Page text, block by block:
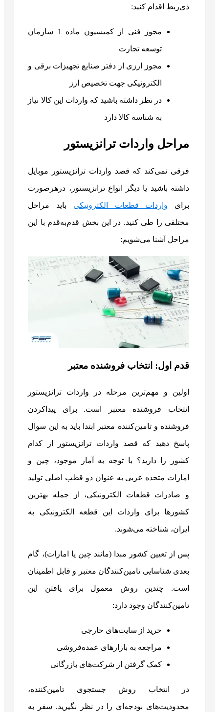
ذی‌ربط اقدام کنید:
مجوز فنی از کمیسیون ماده 1 سازمان
توسعه تجارت
مجوز ارزی از دفتر صنایع تجهیزات برقی و
الکترونیکی جهت تخصیص ارز
در نظر داشته باشید که واردات این کالا نیاز
به شناسه کالا دارد
مراحل واردات ترانزیستور
فرقی نمی‌کند که قصد واردات ترانزیستور موبایل
داشته باشید یا دیگر انواع ترانزیستور، درهرصورت
برای واردات قطعات الکترونیکی باید مراحل
مختلفی را طی کنید. در این بخش قدم‌به‌قدم با این
مراحل آشنا می‌شویم:
قدم اول: انتخاب فروشنده معتبر
اولین و مهم‌ترین مرحله در واردات ترانزیستور
انتخاب فروشنده معتبر است. برای پیداکردن
فروشنده و تامین‌کننده معتبر ابتدا باید به این سوال
پاسخ دهید که قصد واردات ترانزیستور از کدام
کشور را دارید؟ با توجه به آمار موجود، چین و
امارات متحده عربی به عنوان دو قطب اصلی تولید
و صادرات قطعات الکترونیکی، از جمله بهترین
کشورها برای واردات این قطعه الکترونیکی به
ایران، شناخته می‌شوند.
پس از تعیین کشور مبدا (مانند چین یا امارات)، گام
بعدی شناسایی تامین‌کنندگان معتبر و قابل اطمینان
است. چندین روش معمول برای یافتن این
تامین‌کنندگان وجود دارد:
خرید از سایت‌های خارجی
مراجعه به بازارهای عمده‌فروشی
کمک گرفتن از شرکت‌های بازرگانی
در انتخاب روش جستجوی تامین‌کننده،
محدودیت‌های بودجه‌ای را در نظر بگیرید. سفر به